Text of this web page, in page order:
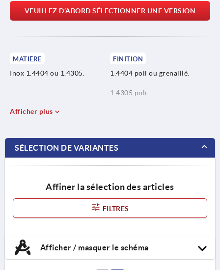
VEUILLEZ D’ABORD SÉLECTIONNER UNE VERSION
MATIÈRE
Inox 1.4404 ou 1.4305.
FINITION
1.4404 poli ou grenaillé.
1.4305 poli.
Afficher plus
SÉLECTION DE VARIANTES
Affiner la sélection des articles
FILTRES
Afficher / masquer le schéma